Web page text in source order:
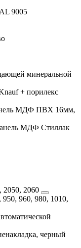
9005
минеральной
+ порилекс
МДФ ПВХ 16мм,
МДФ Стиллак
2050, 2060
960, 980, 1010,
черный